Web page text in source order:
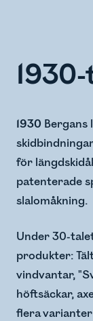
1930 Bergans
för
patenterade
slalomåkning.
Under 30-
produkter:
vindvantar,
höftsäckar,
flera